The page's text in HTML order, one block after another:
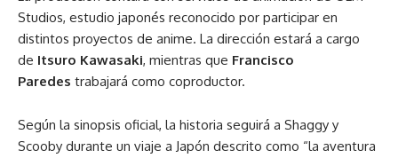
Studios, estudio japonés reconocido por participar en
distintos proyectos de anime. La dirección estará a cargo
de Itsuro Kawasaki, mientras que Francisco
Paredes trabajará como coproductor.
Según la sinopsis oficial, la historia seguirá a Shaggy y
Scooby durante un viaje a Japón descrito como “la aventura